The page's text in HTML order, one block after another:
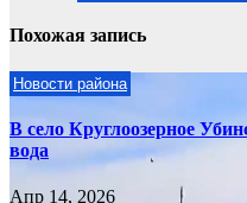
Похожая запись
Новости района
В село Круглоозерное
вода
Апр 14, 2026